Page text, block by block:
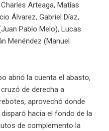
Arteaga, Matías
Álvarez, Gabriel Díaz,
Pablo Melo), Lucas
Menéndez (Manuel
abrió la cuenta el abasto,
de derecha a
aprovechó donde
hacia el fondo de la
de complemento la